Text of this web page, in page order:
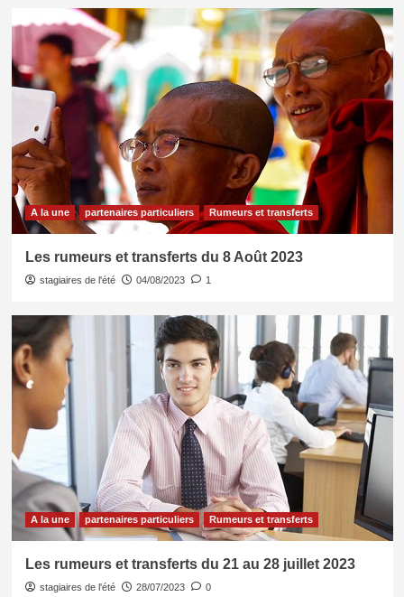
A la une partenaires particuliers Rumeurs et transferts
Les rumeurs et transferts du 8 Août 2023
stagiaires de l'été 04/08/2023 1
A la une partenaires particuliers Rumeurs et transferts
Les rumeurs et transferts du 21 au 28 juillet 2023
stagiaires de l'été 28/07/2023 0